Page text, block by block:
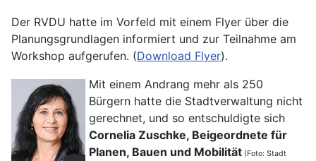
Der RVDU hatte im Vorfeld mit einem Flyer über die
Planungsgrundlagen informiert und zur Teilnahme am
Workshop aufgerufen. (Download Flyer).
Mit einem Andrang mehr als 250
Bürgern hatte die Stadtverwaltung nicht
gerechnet, und so entschuldigte sich
Cornelia Zuschke, Beigeordnete für
Planen, Bauen und Mobilität (Foto: Stadt